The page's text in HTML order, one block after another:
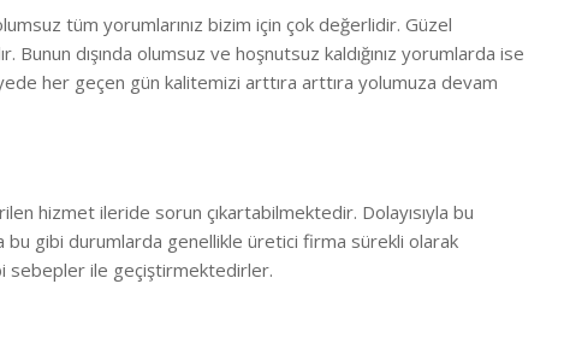
tüm yorumlarınız bizim için çok değerlidir. Güzel
Bunun dışında olumsuz ve hoşnutsuz kaldığınız yorumlarda ise
her geçen gün kalitemizi arttıra arttıra yolumuza devam
hizmet ileride sorun çıkartabilmektedir. Dolayısıyla bu
bu gibi durumlarda genellikle üretici firma sürekli olarak
sebepler ile geçiştirmektedirler.